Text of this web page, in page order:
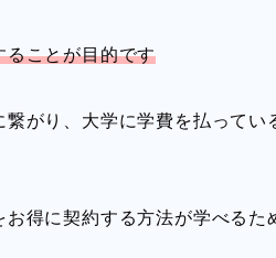
ることが目的です
がり、大学に学費を払ってい
得に契約する方法が学べるた